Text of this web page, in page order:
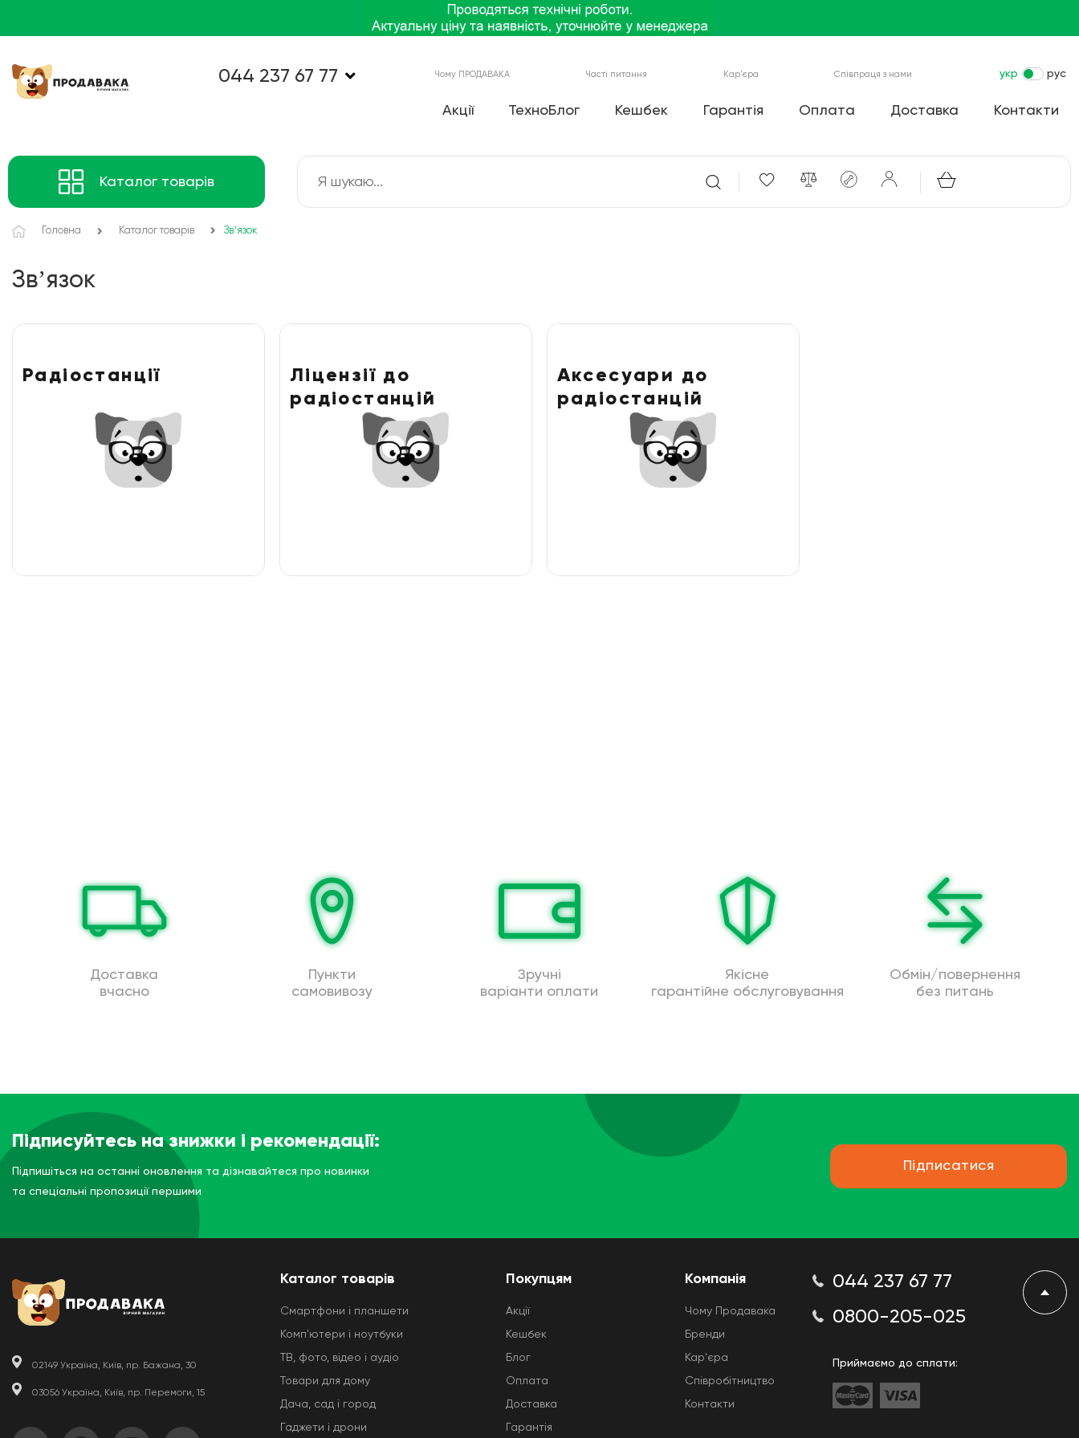
044 237 67 77 Чому ПРОДАВАКА Часті питання Кар'єра Співпраця з нами укр рус
Акції ТехноБлог Кешбек Гарантія Оплата Доставка Контакти
Каталог товарів
Головна Каталог товарів Звʼязок
Звʼязок
Радіостанції
Ліцензії до
радіостанцій
Аксесуари до
радіостанцій
Доставка
вчасно
Пункти
самовивозу
Зручні
варіанти оплати
Якісне
гарантійне обслуговування
Обмін/повернення
без питань
Підписуйтесь на знижки і рекомендації:
Підпишіться на останні оновлення та дізнавайтеся про новинки
та спеціальні пропозиції першими
Підписатися
02149 Україна, Київ, пр. Бажана, 30
03056 Україна, Київ, пр. Перемоги, 15
Каталог товарів
Смартфони і планшети
Комп'ютери і ноутбуки
ТВ, фото, відео і аудіо
Товари для дому
Дача, сад і город
Гаджети і дрони
Покупцям
Акції
Кешбек
Блог
Оплата
Доставка
Гарантія
Компанія
Чому Продавака
Бренди
Кар'єра
Співробітництво
Контакти
044 237 67 77
0800-205-025
Приймаємо до сплати: